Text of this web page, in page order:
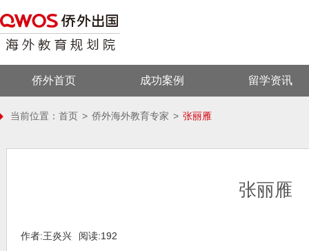
侨外首页 成功案例 留学资讯
当前位置： 首页 > 侨外海外教育专家 > 张丽雁
张丽雁
作者:王炎兴 阅读:192